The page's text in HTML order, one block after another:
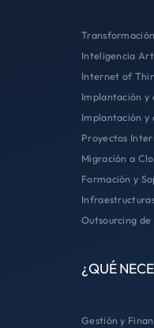
Inteligencia
Internet of
Implantación y
Implantación y
Proyectos
Migración a
Formación y
Outsourcing de
¿QUÉ
Gestión y